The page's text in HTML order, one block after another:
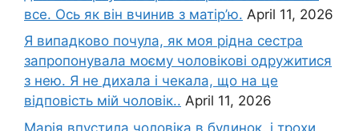
все. Ось як він вчинив з матір’ю. April 11, 2026
Я випадково почула, як моя рідна сестра
запропонувала моєму чоловікові одружитися
з нею. Я не дихала і чекала, що на це
відповість мій чоловік.. April 11, 2026
Марія впустила чоловіка в будинок, і трохи